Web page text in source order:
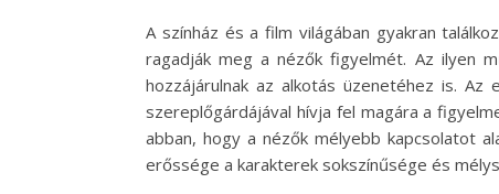
A színház és a film világában gyakran
ragadják meg a nézők figyelmét. Az ilyen
hozzájárulnak az alkotás üzenetéhez is. Az
szereplőgárdájával hívja fel magára a
abban, hogy a nézők mélyebb kapcsolatot
erőssége a karakterek sokszínűsége és